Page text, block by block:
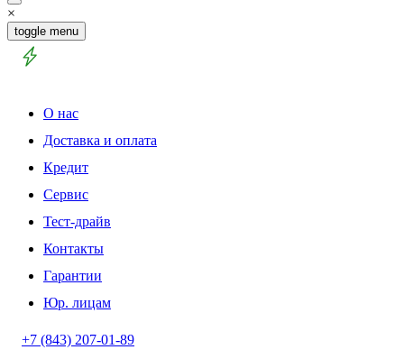
×
toggle menu
О нас
Доставка и оплата
Кредит
Сервис
Тест-драйв
Контакты
Гарантии
Юр. лицам
+7 (843) 207-01-89